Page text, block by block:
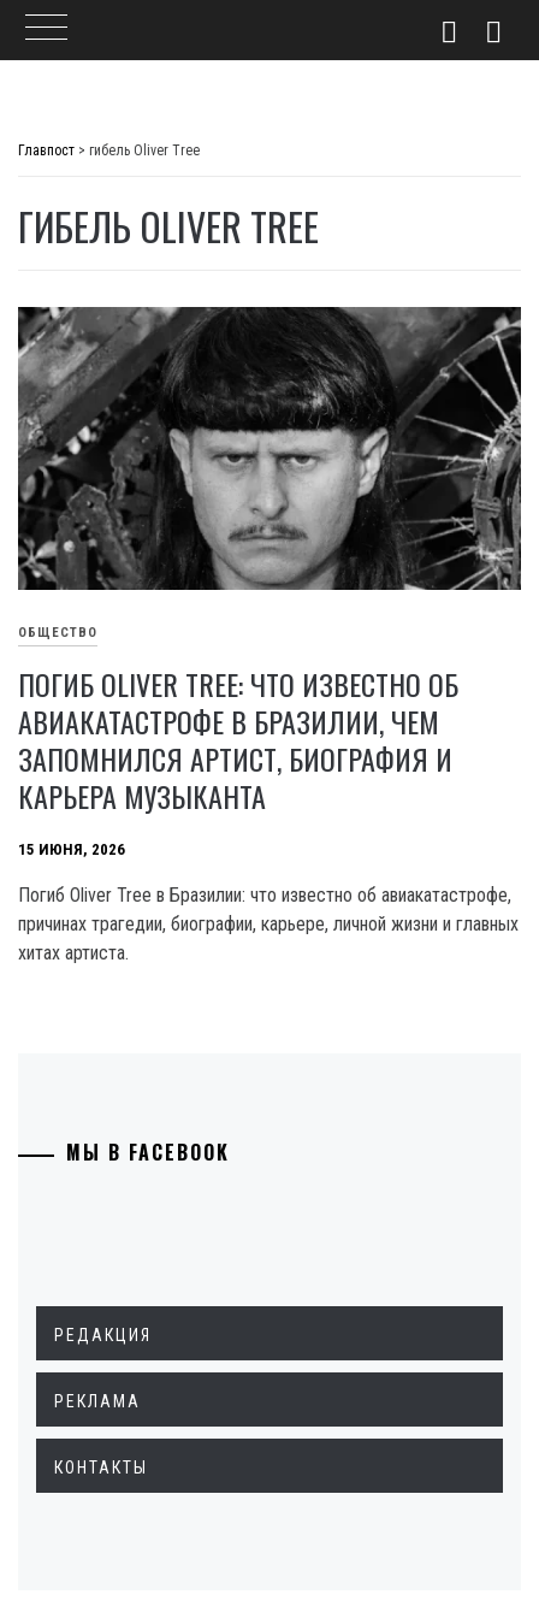
Главпост > гибель Oliver Tree
ГИБЕЛЬ OLIVER TREE
ОБЩЕСТВО
ПОГИБ OLIVER TREE: ЧТО ИЗВЕСТНО ОБ
АВИАКАТАСТРОФЕ В БРАЗИЛИИ, ЧЕМ
ЗАПОМНИЛСЯ АРТИСТ, БИОГРАФИЯ И
КАРЬЕРА МУЗЫКАНТА
15 ИЮНЯ, 2026
Погиб Oliver Tree в Бразилии: что известно об авиакатастрофе,
причинах трагедии, биографии, карьере, личной жизни и главных
хитах артиста.
МЫ В FACEBOOK
РЕДАКЦИЯ
РЕКЛАМА
КОНТАКТЫ